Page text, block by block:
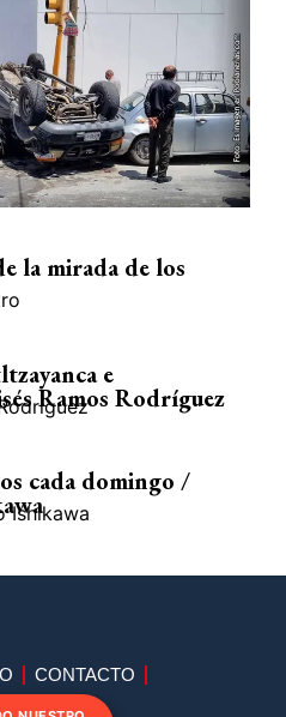
la mirada de los
e
Ramos Rodríguez
cada domingo /
Ishikawa
CONTACTO